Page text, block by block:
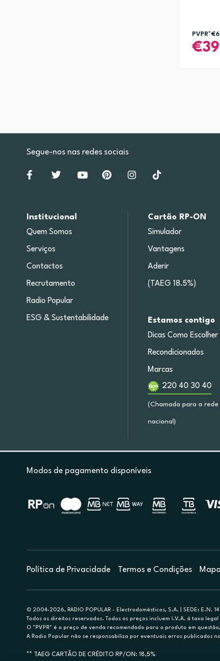
PVPR*
39
Segue-nos nas redes sociais
Institucional
Quem Somos
Serviços
Contactos
Recrutamento
Radio Popular
ESG & Sustentabilidade
Cartão RP-ON
Simulador
Vantagens
Aderir
(TAEG 18.5%)
Estamos contigo
Dicas Como Escolher
Recondicionados
Marcas
220 40 30 40
(Chamada para a
nacional)
Modos de pagamento disponíveis
Política de Privacidade Termos e Condições
© 2004-2026, RADIO POPULAR - Electrodomésticos, S.A. | SEDE: E.N.
Todos os direitos reservados. Todos os preços incluem I.V.A. à taxa
O "PVPR" é o preço de venda recomendado para o produto em
A Radio Popular não se responsabiliza por eventuais erros publicados
** TAEG CARTÃO DE CRÉDITO RP/ON: 18,5%